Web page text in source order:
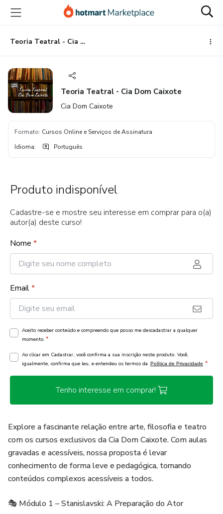
para
conteúdo
principal
para
pagamento
para
rodapé
Teoria Teatral - Cia Dom Caixote
Teoria Teatral - Cia Dom Caixote
Cia Dom Caixote
Formato: Cursos Online e Serviços de Assinatura
Idioma: Português
Produto indisponível
Cadastre-se e mostre seu interesse em comprar para o(a)
autor(a) deste curso!
Nome *
Email*
Aceito receber conteúdo e compreendo que posso me descadastrar a qualquer
momento. *
Ao clicar em Cadastrar, você confirma a sua inscrição neste produto. Você,
igualmente, confirma que leu, e entendeu os termos da Política de Privacidade *
Tenho interesse em comprar!
Explore a fascinante relação entre arte, filosofia e teatro
com os cursos exclusivos da Cia Dom Caixote. Com aulas
gravadas e acessíveis, nossa proposta é levar
conhecimento de forma leve e pedagógica, tornando
conteúdos complexos acessíveis a todos.
🎭 Módulo 1 – Stanislavski: A Preparação do Ator